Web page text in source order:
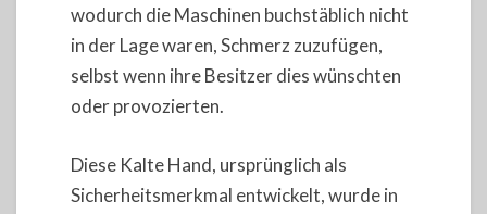
wodurch die Maschinen buchstäblich nicht
in der Lage waren, Schmerz zuzufügen,
selbst wenn ihre Besitzer dies wünschten
oder provozierten.
Diese Kalte Hand, ursprünglich als
Sicherheitsmerkmal entwickelt, wurde in